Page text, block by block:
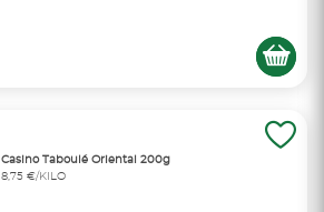
Casino Taboulé Oriental 200g
8,75 €/KILO